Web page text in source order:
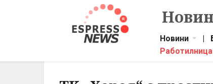
Новини |